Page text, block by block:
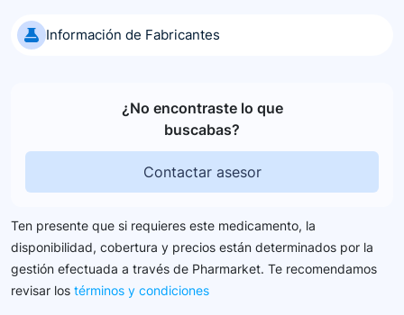
Información de Fabricantes
¿No encontraste lo que
buscabas?
Contactar asesor
Ten presente que si requieres este medicamento, la
disponibilidad, cobertura y precios están determinados por la
gestión efectuada a través de Pharmarket. Te recomendamos
revisar los términos y condiciones